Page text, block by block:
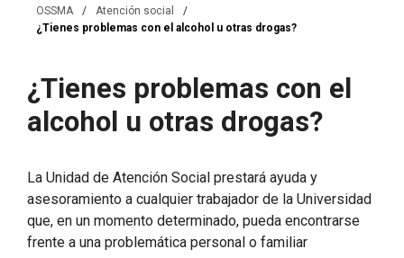
OSSMA / Atención social
/
¿Tienes problemas con el alcohol u otras drogas?
¿Tienes problemas con el
alcohol u otras drogas?
La Unidad de Atención Social prestará ayuda y
asesoramiento a cualquier trabajador de la Universidad
que, en un momento determinado, pueda encontrarse
frente a una problemática personal o familiar